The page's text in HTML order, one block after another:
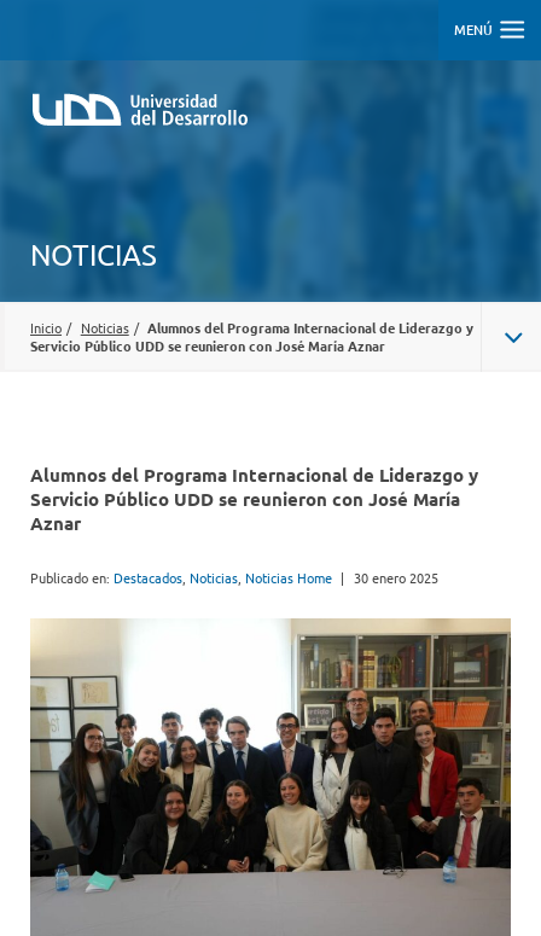
MENÚ
NOTICIAS
Inicio / Noticias / Alumnos del Programa Internacional de Liderazgo y
Servicio Público UDD se reunieron con José María Aznar
Alumnos del Programa Internacional de Liderazgo y
Servicio Público UDD se reunieron con José María
Aznar
Publicado en: Destacados Noticias Noticias Home | 30 enero 2025